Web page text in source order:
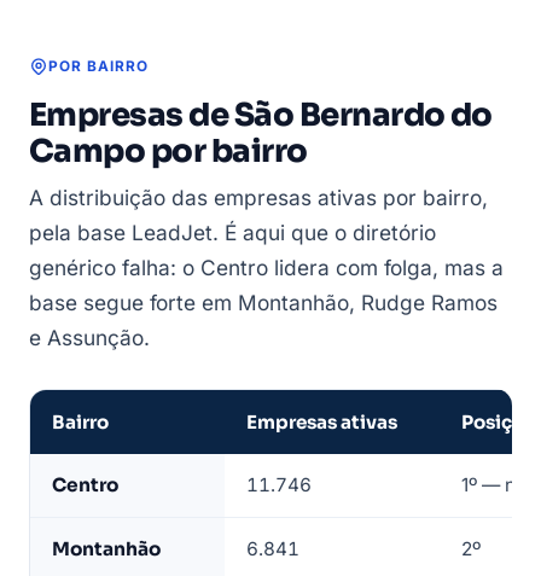
POR BAIRRO
Empresas de São Bernardo do
Campo por bairro
A distribuição das empresas ativas por bairro,
pela base LeadJet. É aqui que o diretório
genérico falha: o Centro lidera com folga, mas a
base segue forte em Montanhão, Rudge Ramos
e Assunção.
Bernardo
Bairro Empresas ativas Posição
Centro 11.746 1º —
Montanhão 6.841 2º